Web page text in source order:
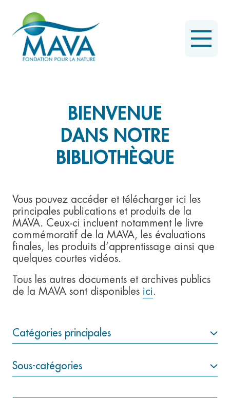
BIENVENUE
DANS NOTRE
BIBLIOTHÈQUE
Vous pouvez accéder et télécharger ici les
principales publications et produits de la
MAVA. Ceux-ci incluent notamment le livre
commémoratif de la MAVA, les évaluations
finales, les produits d’apprentissage ainsi que
quelques courtes vidéos.
Tous les autres documents et archives publics
de la MAVA sont disponibles ici .
Catégories principales
Sous-catégories